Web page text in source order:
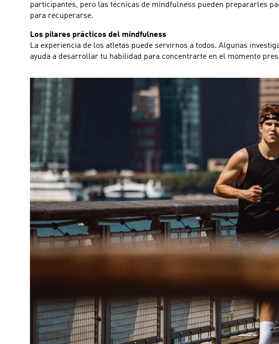
participantes, pero las técnicas de mindfulness pueden prepararles
para recuperarse.
Los pilares prácticos del mindfulness
La experiencia de los atletas puede servirnos a todos. Algunas
ayuda a desarrollar tu habilidad para concentrarte en el momento